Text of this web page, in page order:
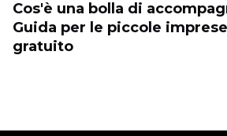
Cos'è una bolla di
Guida per le piccole
gratuito